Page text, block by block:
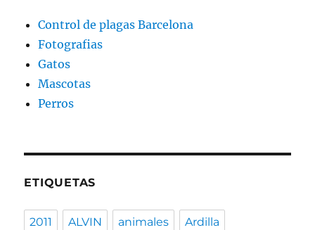
Control de plagas Barcelona
Fotografias
Gatos
Mascotas
Perros
ETIQUETAS
2011 ALVIN animales Ardilla